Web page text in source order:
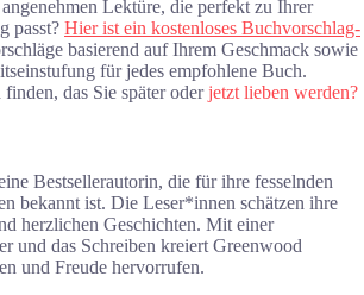
Lektüre, die perfekt zu Ihrer
passt? Hier ist ein kostenloses Buchvorschlag-
basierend auf Ihrem Geschmack sowie
für jedes empfohlene Buch.
das Sie später oderjetzt lieben werden?
Bestsellerautorin, die für ihre fesselnden
bekannt ist. Die Leser*innen schätzen ihre
herzlichen Geschichten. Mit einer
und das Schreiben kreiert Greenwood
und Freude hervorrufen.